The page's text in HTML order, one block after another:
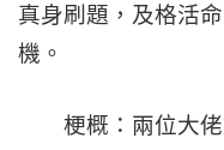
真身刷題，及格活
機。
梗概：兩位大佬